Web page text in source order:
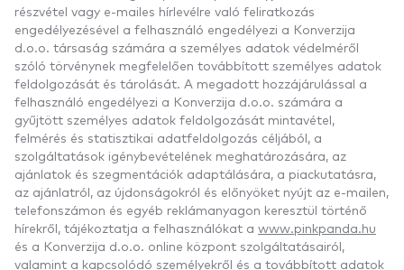
részvétel vagy e-mailes hírlevélre való feliratkozás
engedélyezésével a felhasználó engedélyezi a Konverzija
d.o.o. társaság számára a személyes adatok védelméről
szóló törvénynek megfelelően továbbított személyes adatok
feldolgozását és tárolását. A megadott hozzájárulással a
felhasználó engedélyezi a Konverzija d.o.o. számára a
gyűjtött személyes adatok feldolgozását mintavétel,
felmérés és statisztikai adatfeldolgozás céljából, a
szolgáltatások igénybevételének meghatározására, az
ajánlatok és szegmentációk adaptálására, a piackutatásra,
az ajánlatról, az újdonságokról és előnyöket nyújt az e-mailen,
telefonszámon és egyéb reklámanyagon keresztül történő
hírekről, tájékoztatja a felhasználókat a www.pinkpanda.hu
és a Konverzija d.o.o. online központ szolgáltatásairól,
valamint a kapcsolódó személyekről és a továbbított adatok